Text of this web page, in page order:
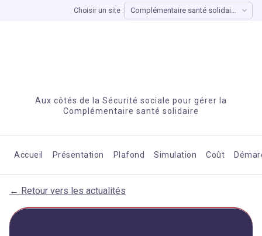
Choisir un site :
Aux côtés de la Sécurité sociale pour gérer la
Complémentaire santé solidaire
Accueil Présentation Plafond Simulation Coût
← Retour vers les actualités